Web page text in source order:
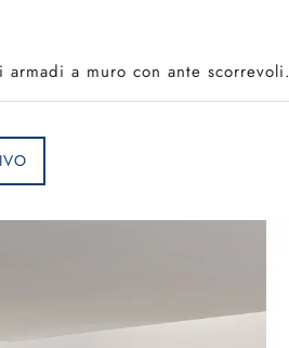
a muro con ante scorrevoli.